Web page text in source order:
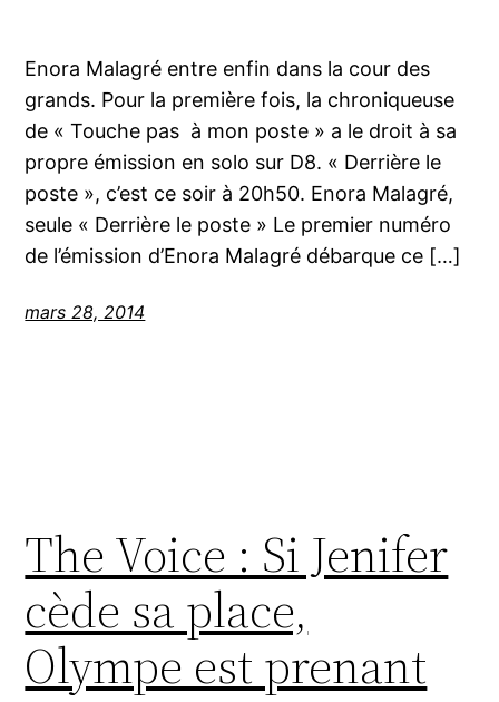
Enora Malagré entre enfin dans la cour des
grands. Pour la première fois, la chroniqueuse
de « Touche pas à mon poste » a le droit à sa
propre émission en solo sur D8. « Derrière le
poste », c’est ce soir à 20h50. Enora Malagré,
seule « Derrière le poste » Le premier numéro
de l’émission d’Enora Malagré débarque ce […]
mars 28, 2014
The Voice : Si Jenifer
cède sa place,
Olympe est prenant